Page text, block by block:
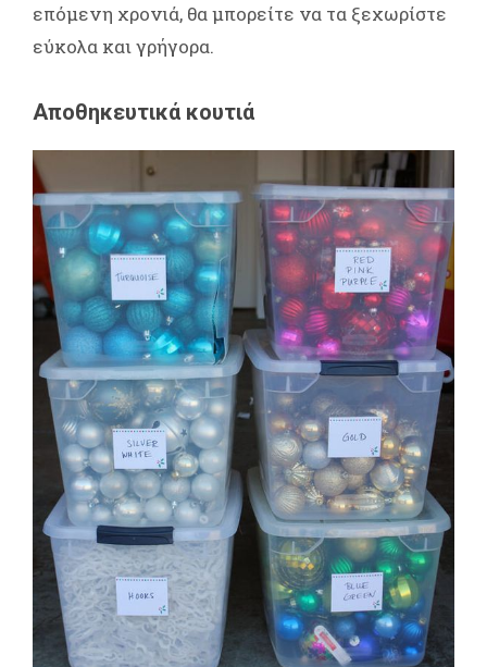
επόμενη χρονιά, θα μπορείτε να τα ξεχωρίστε
εύκολα και γρήγορα.
Αποθηκευτικά κουτιά